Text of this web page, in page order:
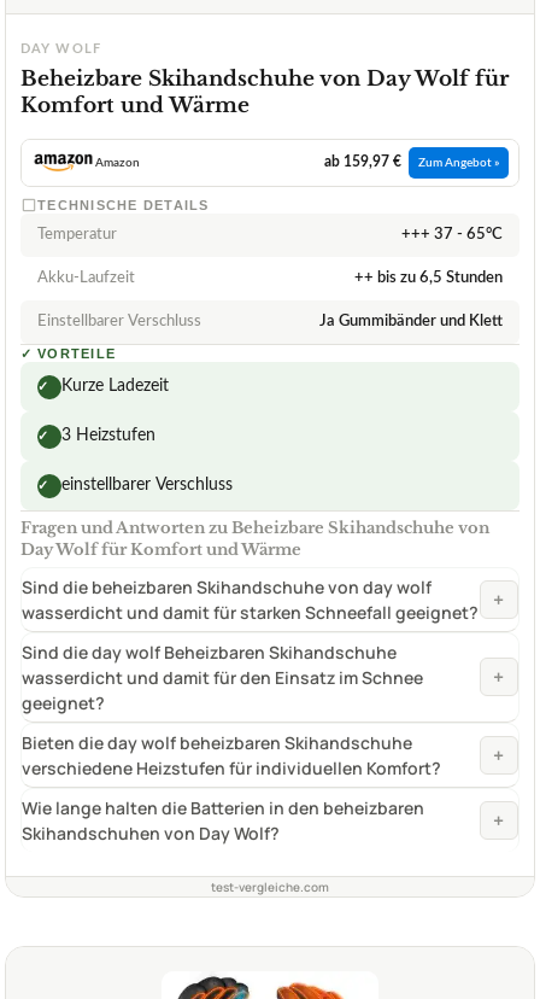
DAY WOLF
Beheizbare Skihandschuhe von Day Wolf für
Komfort und Wärme
Amazon ab 159,97 € Zum Angebot »
TECHNISCHE DETAILS
Temperatur +++ 37 - 65°C
Akku-Laufzeit ++ bis zu 6,5 Stunden
Einstellbarer Verschluss Ja Gummibänder und Klett
✓ VORTEILE
✓ Kurze Ladezeit
✓ 3 Heizstufen
✓ einstellbarer Verschluss
Fragen und Antworten zu Beheizbare Skihandschuhe von
Day Wolf für Komfort und Wärme
Sind die beheizbaren Skihandschuhe von day wolf
wasserdicht und damit für starken Schneefall geeignet?
+
Sind die day wolf Beheizbaren Skihandschuhe
wasserdicht und damit für den Einsatz im Schnee
geeignet?
+
Bieten die day wolf beheizbaren Skihandschuhe
verschiedene Heizstufen für individuellen Komfort?
+
Wie lange halten die Batterien in den beheizbaren
Skihandschuhen von Day Wolf?
+
test-vergleiche.com